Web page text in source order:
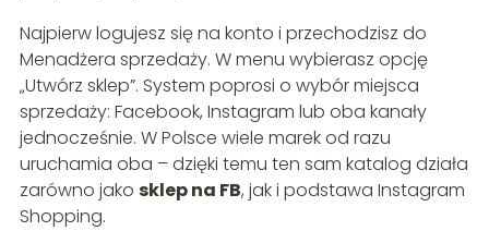
Najpierw logujesz się na konto i przechodzisz do
Menadżera sprzedaży. W menu wybierasz opcję
„Utwórz sklep”. System poprosi o wybór miejsca
sprzedaży: Facebook, Instagram lub oba kanały
jednocześnie. W Polsce wiele marek od razu
uruchamia oba – dzięki temu ten sam katalog działa
zarówno jako sklep na FB, jak i podstawa Instagram
Shopping.